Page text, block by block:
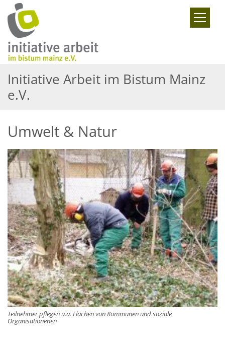
Zum Inhalt springen
Initiative Arbeit im Bistum Mainz
e.V.
Umwelt & Natur
Teilnehmer pflegen u.a. Flächen von Kommunen und soziale
Organisationenen